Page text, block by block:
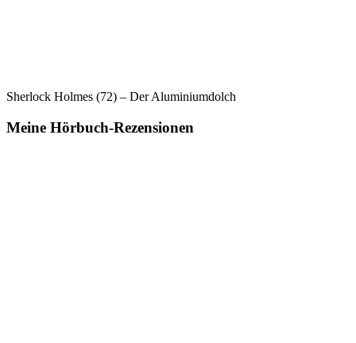
Sherlock Holmes (72) – Der Aluminiumdolch
Meine Hörbuch-Rezensionen